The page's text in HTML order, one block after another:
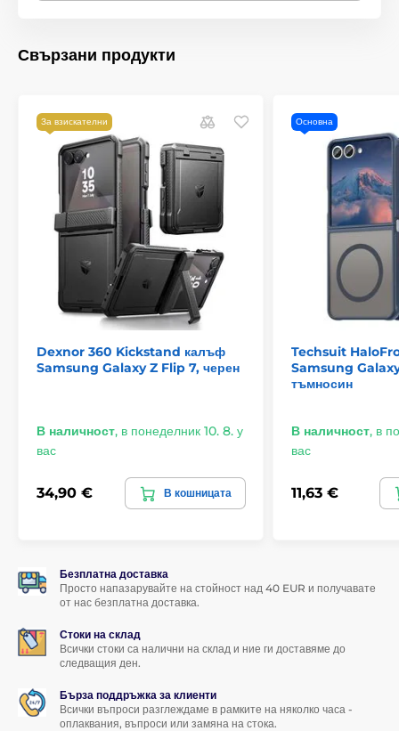
Продуктът е класифициран в категории
Закалени стъкла за Samsung Galaxy Z Flip 8
Свързани продукти
За взискателни
Dexnor 360 Kickstand калъф
Samsung Galaxy Z Flip 7, черен
В наличност, в понеделник 10. 8. у
вас
34,90 € В кошницата
Основна
Techsuit
Samsung
тъмносин
В наличност, в
вас
11,63 €
Безплатна доставка
Просто напазарувайте на стойност над 40 EUR и получавате
от нас безплатна доставка.
Стоки на склад
Всички стоки са налични на склад и ние ги доставяме до
следващия ден.
Бърза поддръжка за клиенти
Всички въпроси разглеждаме в рамките на няколко часа -
оплаквания, въпроси или замяна на стока.